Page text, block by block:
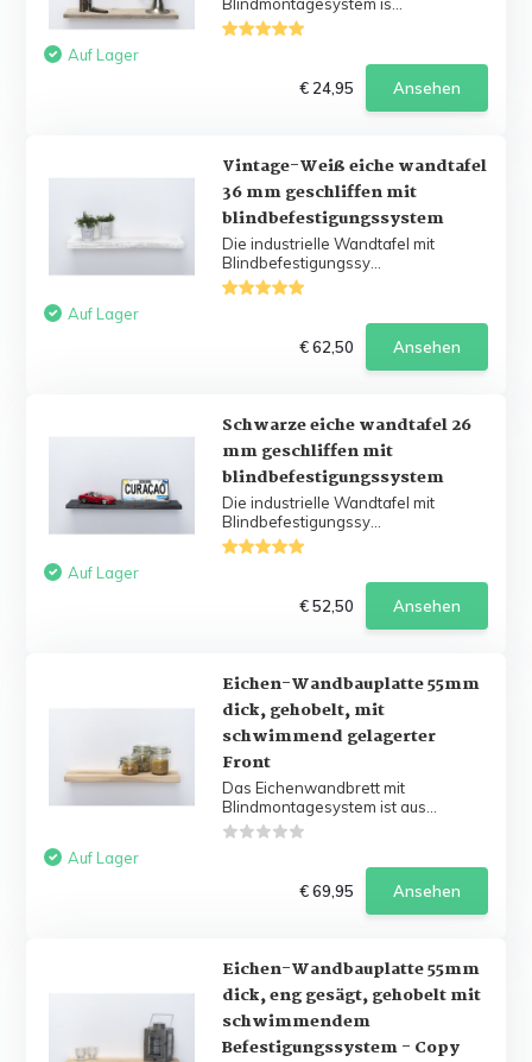
Auf Lager
€ 24,95
Ansehen
Vintage-Weiß eiche wandtafel
36 mm geschliffen mit
blindbefestigungssystem
Die industrielle Wandtafel mit
Blindbefestigungssy...
Auf Lager
€ 62,50
Ansehen
Schwarze eiche wandtafel 26
mm geschliffen mit
blindbefestigungssystem
Die industrielle Wandtafel mit
Blindbefestigungssy...
Auf Lager
€ 52,50
Ansehen
Eichen-Wandbauplatte 55mm
dick, gehobelt, mit
schwimmend gelagerter
Front
Das Eichenwandbrett mit
Blindmontagesystem ist aus...
Auf Lager
€ 69,95
Ansehen
Eichen-Wandbauplatte 55mm
dick, eng gesägt, gehobelt mit
schwimmendem
Befestigungssystem - Copy